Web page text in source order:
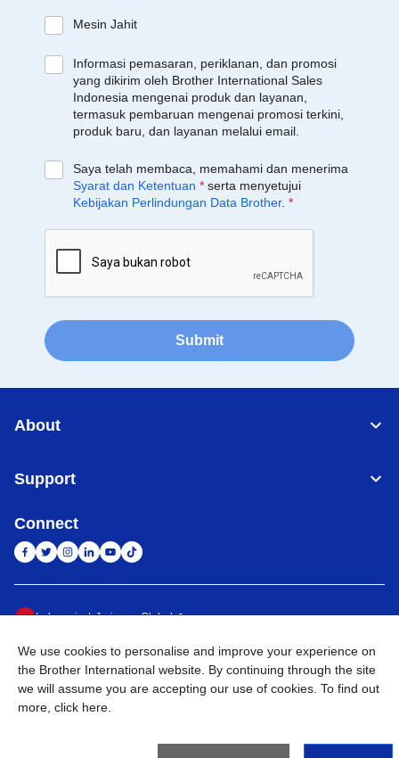
Mesin Jahit
Informasi pemasaran, periklanan, dan promosi
yang dikirim oleh Brother International Sales
Indonesia mengenai produk dan layanan,
termasuk pembaruan mengenai promosi terkini,
produk baru, dan layanan melalui email.
Saya telah membaca, memahami dan menerima
Syarat dan Ketentuan * serta menyetujui
Kebijakan Perlindungan Data Brother. *
Submit
About
Support
Connect
Indonesia Jaringan Global
Privacy Policy Ketentuan Penggunaan Site Map Kunjungi Situs Global
©2026BROTHER INTERNATIONAL SALES INDONESIA All
We use cookies to personalise and improve your experience on
the Brother International website. By continuing through the site
we will assume you are accepting our use of cookies. To find out
more, click here